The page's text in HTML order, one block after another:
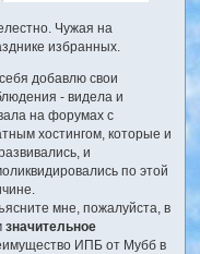
Чужая на
избранных.
добавлю свои
- видела и
на форумах с
хостингом, которые и
и
по этой
мне, пожалуйста, в
значительное
ИПБ от Мубб в